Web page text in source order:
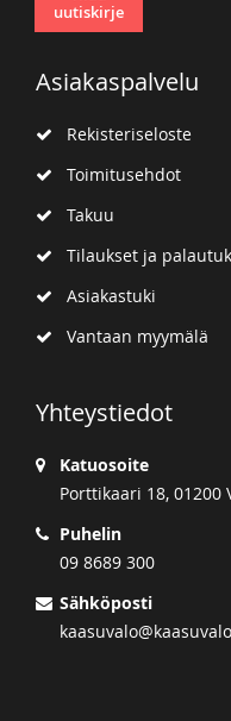
uutiskirje
Asiakaspalvelu
Rekisteriseloste
Toimitusehdot
Takuu
Tilaukset ja
Asiakastuki
Vantaan myymälä
Yhteystiedot
Katuosoite
Porttikaari 18, 01200
Puhelin
09 8689 300
Sähköposti